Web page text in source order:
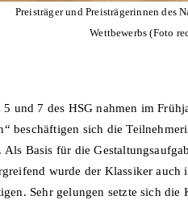
Preisträger und Preisträgerinnen des
Wettbewerbs (Foto
und 7 des HSG nahmen im
beschäftigen sich die
Als Basis für die
wurde der Klassiker
Sehr gelungen setzte sich